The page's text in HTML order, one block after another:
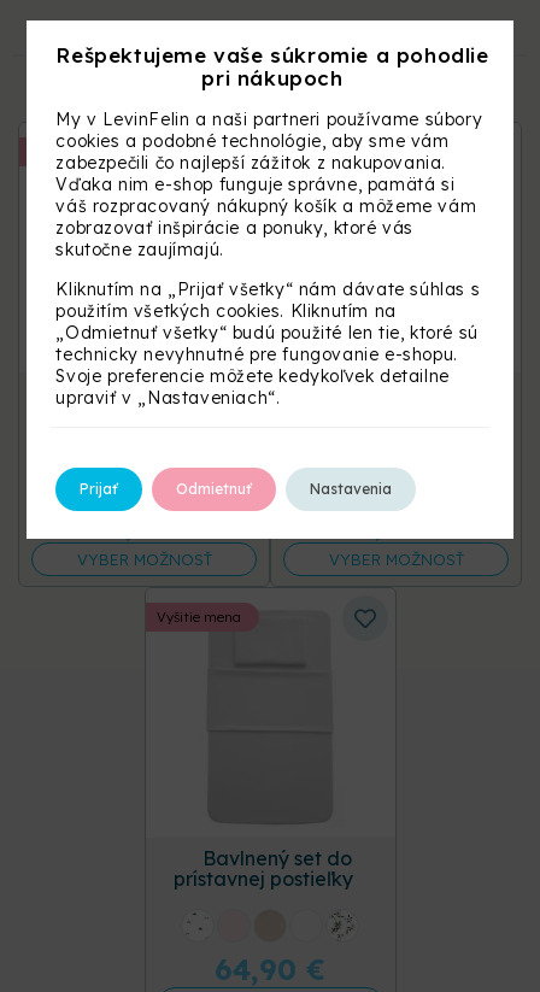
SÚVISIACE PRODUKTY
Bavlnený set do
kočíka s volánom
+31 ďalších
VYBER MOŽNOSŤ
Vyšitie mena
+31 ďalších
VYBER MOŽNOSŤ
Vyšitie mena
Bavlnený set do
prístavnej postieľky
64,90 €
Vyšitie mena
Rešpektujeme vaše súkromie a pohodlie
pri nákupoch
My v LevinFelin a naši partneri používame súbory
cookies a podobné technológie, aby sme vám
zabezpečili čo najlepší zážitok z nakupovania.
Vďaka nim e-shop funguje správne, pamätá si
váš rozpracovaný nákupný košík a môžeme vám
zobrazovať inšpirácie a ponuky, ktoré vás
skutočne zaujímajú.
Kliknutím na „Prijať všetky“ nám dávate súhlas s
použitím všetkých cookies. Kliknutím na
„Odmietnuť všetky“ budú použité len tie, ktoré sú
technicky nevyhnutné pre fungovanie e-shopu.
Svoje preferencie môžete kedykoľvek detailne
upraviť v „Nastaveniach“.
Prijať Odmietnuť Nastavenia